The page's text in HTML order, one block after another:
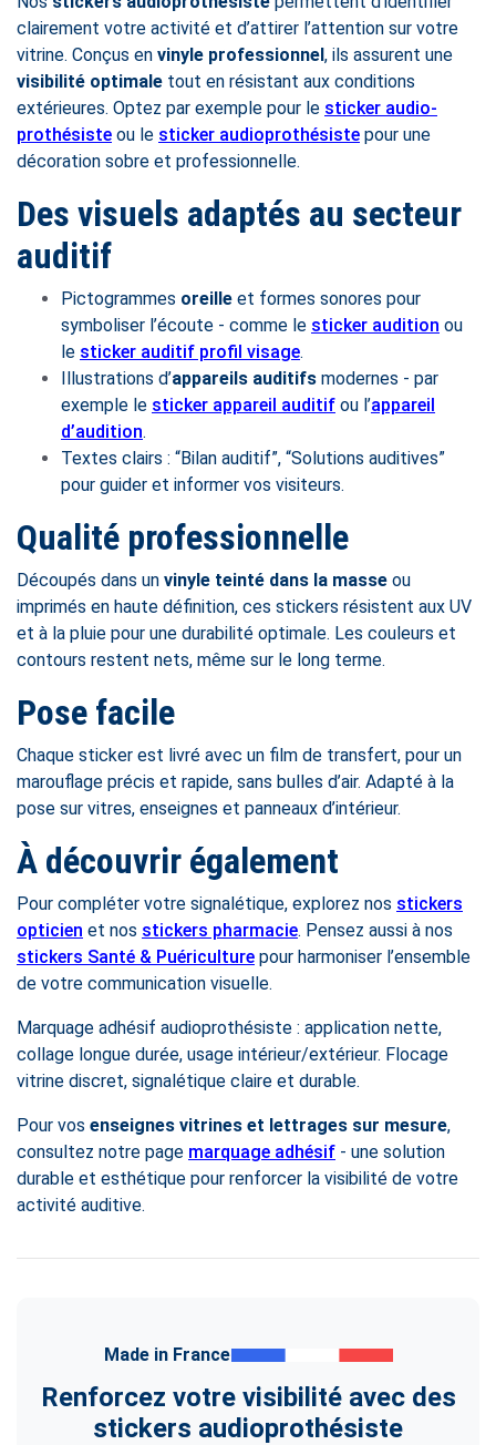
clairement votre activité et d’attirer l’attention sur votre
vitrine. Conçus en vinyle professionnel, ils assurent une
visibilité optimale tout en résistant aux conditions
extérieures. Optez par exemple pour le sticker audio-
prothésiste ou le sticker audioprothésiste pour une
décoration sobre et professionnelle.
Des visuels adaptés au secteur
auditif
Pictogrammes oreille et formes sonores pour
symboliser l’écoute - comme le sticker audition ou
le sticker auditif profil visage.
Illustrations d’appareils auditifs modernes - par
exemple le sticker appareil auditif ou l’appareil
d’audition.
Textes clairs : “Bilan auditif”, “Solutions auditives”
pour guider et informer vos visiteurs.
Qualité professionnelle
Découpés dans un vinyle teinté dans la masse ou
imprimés en haute définition, ces stickers résistent aux UV
et à la pluie pour une durabilité optimale. Les couleurs et
contours restent nets, même sur le long terme.
Pose facile
Chaque sticker est livré avec un film de transfert, pour un
marouflage précis et rapide, sans bulles d’air. Adapté à la
pose sur vitres, enseignes et panneaux d’intérieur.
À découvrir également
Pour compléter votre signalétique, explorez nos stickers
opticien et nos stickers pharmacie. Pensez aussi à nos
stickers Santé & Puériculture pour harmoniser l’ensemble
de votre communication visuelle.
Marquage adhésif audioprothésiste : application nette,
collage longue durée, usage intérieur/extérieur. Flocage
vitrine discret, signalétique claire et durable.
Pour vos enseignes vitrines et lettrages sur mesure,
consultez notre page marquage adhésif - une solution
durable et esthétique pour renforcer la visibilité de votre
activité auditive.
Made in France
Renforcez votre visibilité avec des
stickers audioprothésiste